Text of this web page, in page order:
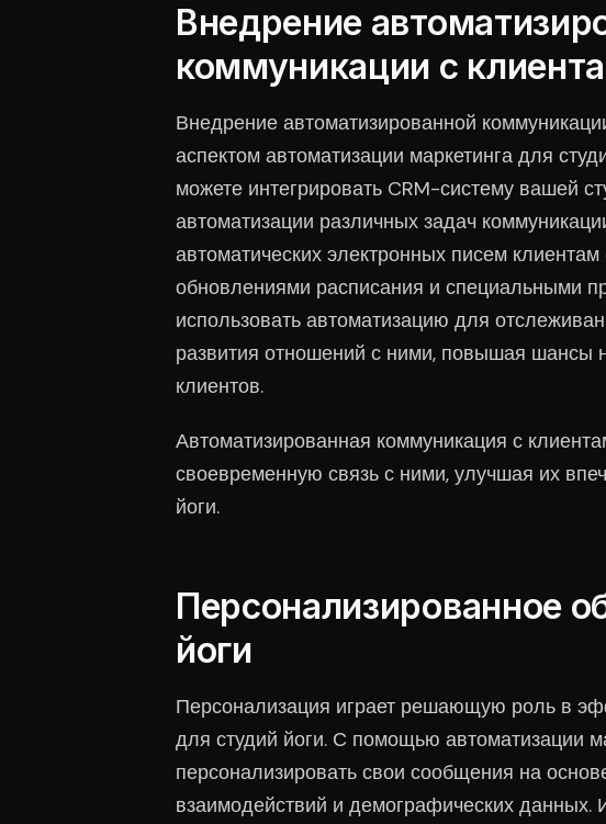
Внедрение
коммуникации с
Внедрение автоматизированной
аспектом автоматизации маркетинга для
можете интегрировать CRM-систему вашей
автоматизации различных задач
автоматических электронных писем
обновлениями расписания и специальными
использовать автоматизацию для
развития отношений с ними, повышая шансы
клиентов.
Автоматизированная коммуникация с
своевременную связь с ними, улучшая их
йоги.
Персонализированное
йоги
Персонализация играет решающую роль в
для студий йоги. С помощью автоматизации
персонализировать свои сообщения на
взаимодействий и демографических